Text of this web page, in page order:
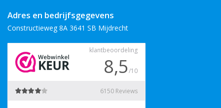
Adres en bedrijfsgegevens
Constructieweg 8A 3641 SB Mijdrecht